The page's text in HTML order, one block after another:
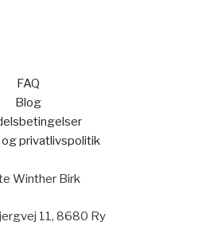
FAQ
Blog
privatlivspolitik
Winther Birk
11, 8680 Ry